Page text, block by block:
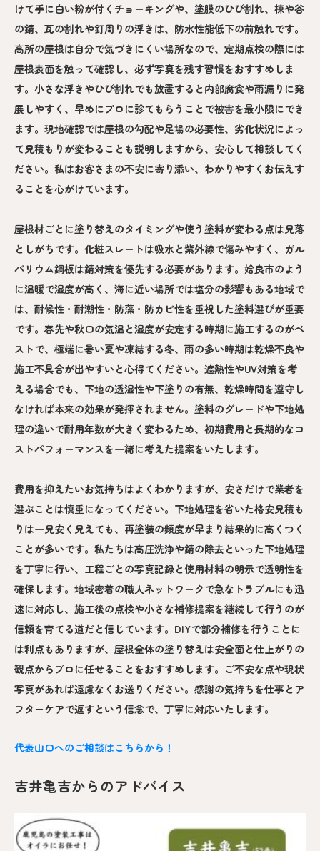
けて手に白い粉が付くチョーキングや、塗膜のひび割れ、棟や谷
の錆、瓦の割れや釘周りの浮きは、防水性能低下の前触れです。
高所の屋根は自分で気づきにくい場所なので、定期点検の際には
屋根表面を触って確認し、必ず写真を残す習慣をおすすめしま
す。小さな浮きやひび割れでも放置すると内部腐食や雨漏りに発
展しやすく、早めにプロに診てもらうことで被害を最小限にでき
ます。現地確認では屋根の勾配や足場の必要性、劣化状況によっ
て見積もりが変わることも説明しますから、安心して相談してく
ださい。私はお客さまの不安に寄り添い、わかりやすくお伝えす
ることを心がけています。
屋根材ごとに塗り替えのタイミングや使う塗料が変わる点は見落
としがちです。化粧スレートは吸水と紫外線で傷みやすく、ガル
バリウム鋼板は錆対策を優先する必要があります。姶良市のよう
に温暖で湿度が高く、海に近い場所では塩分の影響もある地域で
は、耐候性・耐潮性・防藻・防カビ性を重視した塗料選びが重要
です。春先や秋口の気温と湿度が安定する時期に施工するのがベ
ストで、極端に暑い夏や凍結する冬、雨の多い時期は乾燥不良や
施工不具合が出やすいと心得てください。遮熱性やUV対策を考
える場合でも、下地の透湿性や下塗りの有無、乾燥時間を遵守し
なければ本来の効果が発揮されません。塗料のグレードや下地処
理の違いで耐用年数が大きく変わるため、初期費用と長期的なコ
ストパフォーマンスを一緒に考えた提案をいたします。
費用を抑えたいお気持ちはよくわかりますが、安さだけで業者を
選ぶことは慎重になってください。下地処理を省いた格安見積も
りは一見安く見えても、再塗装の頻度が早まり結果的に高くつく
ことが多いです。私たちは高圧洗浄や錆の除去といった下地処理
を丁寧に行い、工程ごとの写真記録と使用材料の明示で透明性を
確保します。地域密着の職人ネットワークで急なトラブルにも迅
速に対応し、施工後の点検や小さな補修提案を継続して行うのが
信頼を育てる道だと信じています。DIYで部分補修を行うことに
は利点もありますが、屋根全体の塗り替えは安全面と仕上がりの
観点からプロに任せることをおすすめします。ご不安な点や現状
写真があれば遠慮なくお送りください。感謝の気持ちを仕事とア
フターケアで返すという信念で、丁寧に対応いたします。
代表山口へのご相談はこちらから！
吉井亀吉からのアドバイス